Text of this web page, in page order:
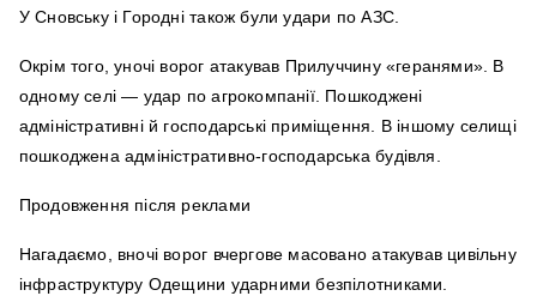
У Сновську і Городні також були удари по АЗС.
Окрім того, уночі ворог атакував Прилуччину «геранями». В
одному селі — удар по агрокомпанії. Пошкоджені
адміністративні й господарські приміщення. В іншому селищі
пошкоджена адміністративно-господарська будівля.
Продовження після реклами
Нагадаємо, вночі ворог вчергове масовано атакував цивільну
інфраструктуру Одещини ударними безпілотниками.